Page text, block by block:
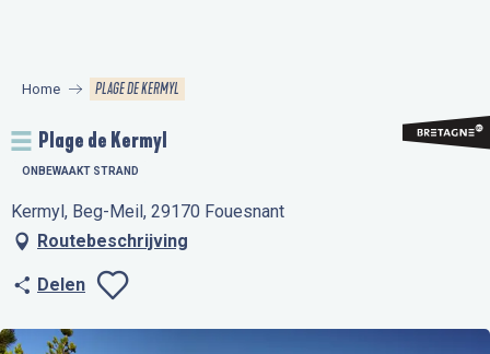
principal
Home PLAGE DE KERMYL
Plage de Kermyl
ONBEWAAKT STRAND
Kermyl, Beg-Meil, 29170 Fouesnant
Routebeschrijving
Delen
Ajouter aux